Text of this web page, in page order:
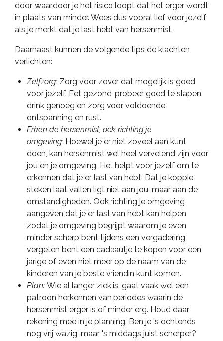
door, waardoor je het risico loopt dat het erger wordt
in plaats van minder. Wees dus vooral lief voor jezelf
als je merkt dat je last hebt van hersenmist.
Daarnaast kunnen de volgende tips de klachten
verlichten:
Zelfzorg: Zorg voor zover dat mogelijk is goed
voor jezelf. Eet gezond, probeer goed te slapen,
drink genoeg en zorg voor voldoende
ontspanning en rust.
Erken de hersenmist, ook richting je
omgeving: Hoewel je er niet zoveel aan kunt
doen, kan hersenmist wel heel vervelend zijn voor
jou en je omgeving. Het helpt voor jezelf om te
erkennen dat je er last van hebt. Dat je koppie
steken laat vallen ligt niet aan jou, maar aan de
omstandigheden. Ook richting je omgeving
aangeven dat je er last van hebt kan helpen,
zodat je omgeving begrijpt waarom je even
minder scherp bent tijdens een vergadering,
vergeten bent een cadeautje te kopen voor een
jarige of even niet meer op de naam van de
kinderen van je beste vriendin kunt komen.
Plan: Wie al langer ziek is, gaat vaak wel een
patroon herkennen van periodes waarin de
hersenmist erger is of minder erg. Houd daar
rekening mee in je planning. Ben je 's ochtends
nog vrij wazig, maar 's middags juist scherper?